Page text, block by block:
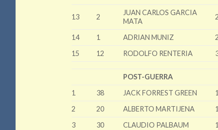
13 2
JUAN CARLOS GARCIA
MATA
14 1 ADRIAN MUNIZ
15
12 RODOLFO RENTERIA
POST-GUERRA
1
38 JACK FORREST GREEN
2
20 ALBERTO MARTIJENA
3
30 CLAUDIO PALBAUM